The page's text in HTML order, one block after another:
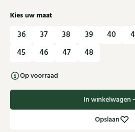
Kies uw maat
36 37 38 39 40
45
46 47 48
Op voorraad
In winkelwagen
Opslaan